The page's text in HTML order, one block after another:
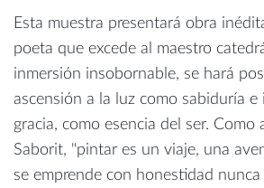
Esta muestra presentará obra
poeta que excede al maestro
inmersión insobornable, se hará
ascensión a la luz como sabiduría e
gracia, como esencia del ser. Como
Saborit, "pintar es un viaje, una
se emprende con honestidad